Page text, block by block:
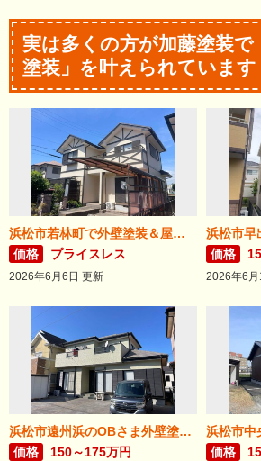
実は多くの方が加藤塗装で
塗装」を叶えられています
浜松市若林町で外壁塗装＆屋根リフォームが完成！
価格
プライスレス
2026年6月6日 更新
価格
2026年6
浜松市遠州浜のOBさま外壁塗装が完了しました。
価格
150～175万円
価格